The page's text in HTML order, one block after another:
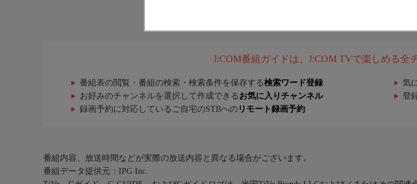
J:COM番組ガイドは、J:COM TVで楽しめる全
番組表の閲覧・番組の検索・検索条件を保存する検索ワード登録 気
お好みのチャンネルを選択して作成できる お気に入りチャンネル 登
録画予約に対応しているご自宅のSTBへの リモート録画予約
番組内容、放送時間などが実際の放送内容と異なる場合がございます。
番組データ提供元：IPG Inc.